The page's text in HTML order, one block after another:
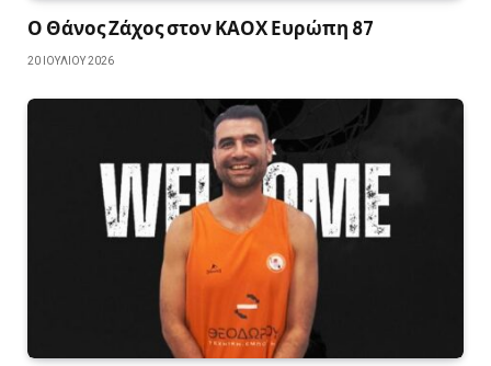
Ο Θάνος Ζάχος στον ΚΑΟΧ Ευρώπη 87
20 ΙΟΥΛΊΟΥ 2026